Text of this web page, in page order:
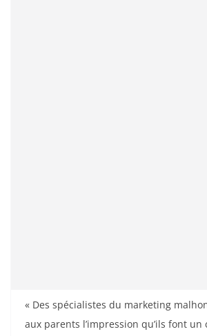
« Des spécialistes du marketing
aux parents l’impression qu’ils font un